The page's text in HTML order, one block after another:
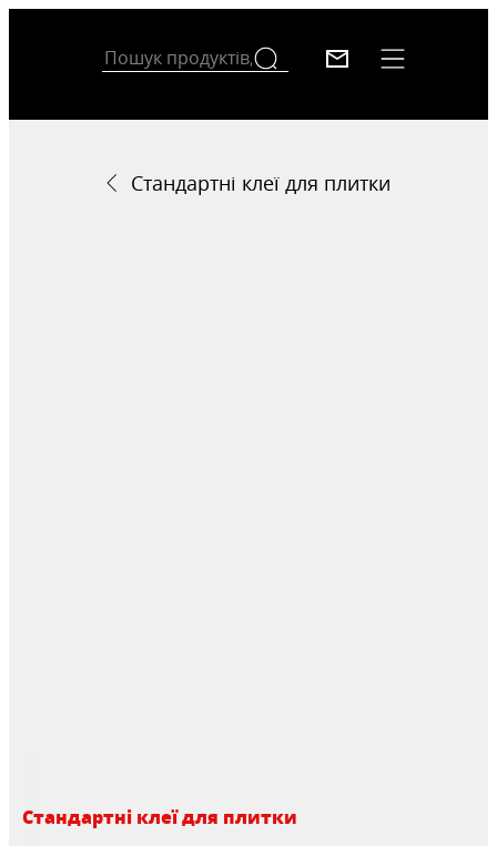
Стандартні клеї для плитки
Стандартні клеї для плитки